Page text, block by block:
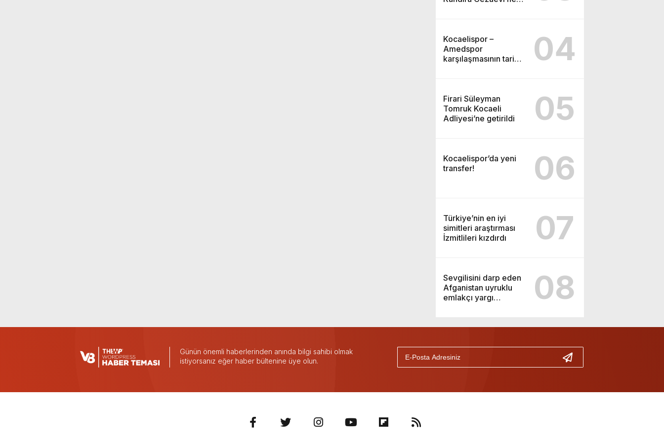
Kocaelispor –
Amedspor
karşılaşmasının tarihi
04
Firari Süleyman
Tomruk Kocaeli
Adliyesi’ne getirildi
05
Kocaelispor’da yeni
transfer!
06
Türkiye’nin en iyi
simitleri araştırması
İzmitlileri kızdırdı
07
Sevgilisini darp eden
Afganistan uyruklu
emlakçı yargı
08
Günün önemli haberlerinden anında bilgi sahibi olmak
istiyorsanız eğer haber bültenine üye olun.